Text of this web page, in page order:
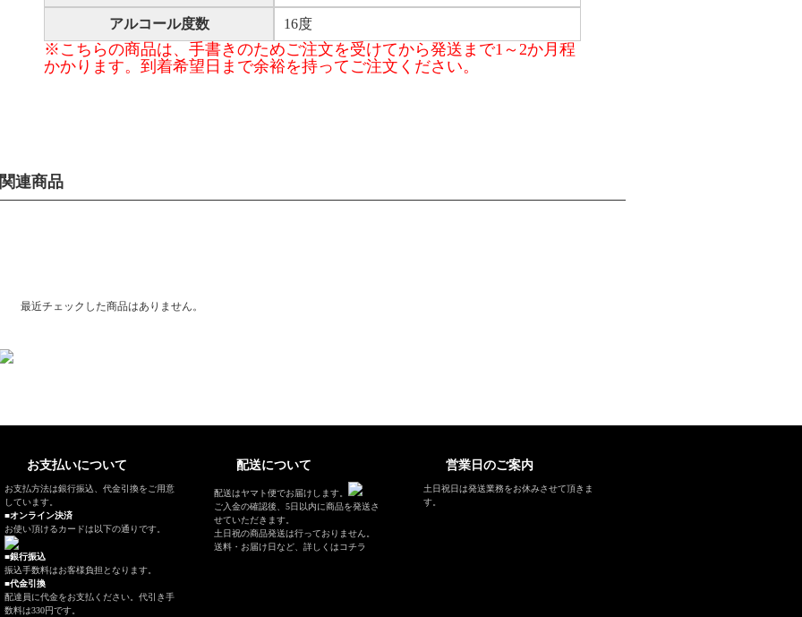
アルコール度数 16度
※こちらの商品は、手書きのためご注文を受けてから発送まで1～2か月程
かかります。到着希望日まで余裕を持ってご注文ください。
関連商品
最近チェックした商品はありません。
お支払いについて
お支払方法は銀行振込、代金引換をご用意
しています。
■オンライン決済
お使い頂けるカードは以下の通りです。
■銀行振込
振込手数料はお客様負担となります。
■代金引換
配達員に代金をお支払ください。代引き手
数料は330円です。
配送について
配送はヤマト便でお届けします。
ご入金の確認後、5日以内に商品を発送さ
せていただきます。
土日祝の商品発送は行っておりません。
送料・お届け日など、 詳しくはコチラ
営業日のご案内
土日祝日は発送業務をお休みさせて頂きま
す。